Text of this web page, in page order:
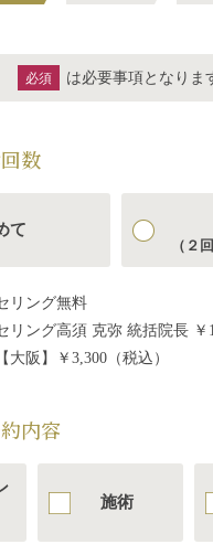
必須 は必要事項となりま
数
て
（２
リング無料
ング高須 克弥 統括院長 ￥
阪】￥3,300（税込）
内容
施術